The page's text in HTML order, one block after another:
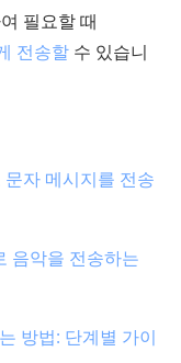
필요할 때
전송할 수 있습니
자 메시지를 전송
음악을 전송하는
방법: 단계별 가이